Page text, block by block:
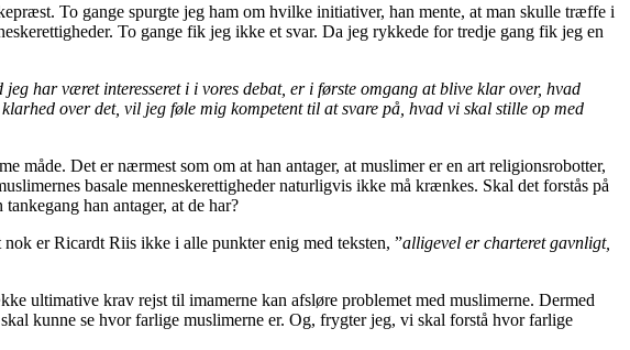
To gange spurgte jeg ham om hvilke initiativer, han mente, at man skulle træffe i
To gange fik jeg ikke et svar. Da jeg rykkede for tredje gang fik jeg en
har været interesseret i i vores debat, er i første omgang at blive klar over, hvad
over det, vil jeg føle mig kompetent til at svare på, hvad vi skal stille op med
Det er nærmest som om at han antager, at muslimer er en art religionsrobotter,
basale menneskerettigheder naturligvis ikke må krænkes. Skal det forstås på
han antager, at de har?
er Ricardt Riis ikke i alle punkter enig med teksten, ”alligevel er charteret gavnligt,
ultimative krav rejst til imamerne kan afsløre problemet med muslimerne. Dermed
kunne se hvor farlige muslimerne er. Og, frygter jeg, vi skal forstå hvor farlige